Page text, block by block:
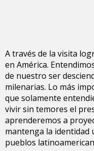
A través de la visita
en América.
de nuestro ser
milenarias. Lo más
que solamente
vivir sin temores el
aprenderemos a
mantenga la identidad
pueblos